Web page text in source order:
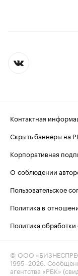
Контактная
Скрыть баннеры на
Корпоративная
О соблюдении
Пользовательское
Политика в
Политика
© ООО
1995–2026 .
агентства «РБК»